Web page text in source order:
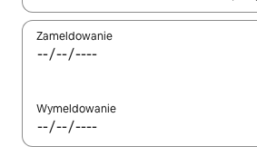
Zameldowanie
Wymeldowanie